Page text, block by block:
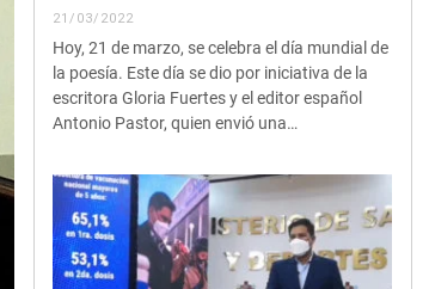
21/03/2022
Hoy, 21 de marzo, se celebra el día mundial de
la poesía. Este día se dio por iniciativa de la
escritora Gloria Fuertes y el editor español
Antonio Pastor, quien envió una…